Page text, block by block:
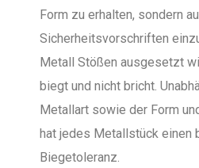
Form zu erhalten, sondern
Sicherheitsvorschriften
Metall Stößen ausgesetzt
biegt und nicht bricht.
Metallart sowie der Form
hat jedes Metallstück einen
Biegetoleranz.